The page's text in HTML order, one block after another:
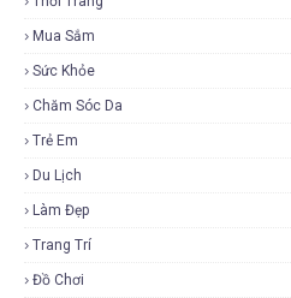
Mua Sắm
Sức Khỏe
Chăm Sóc Da
Trẻ Em
Du Lịch
Làm Đẹp
Trang Trí
Đồ Chơi